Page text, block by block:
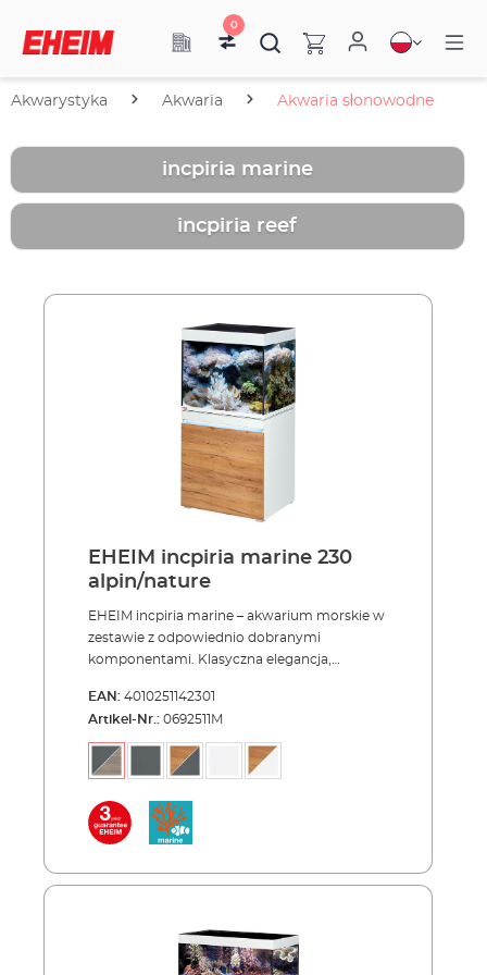
0
Akwarystyka Akwaria Akwaria słonowodne
incpiria marine
incpiria reef
EHEIM incpiria marine 230
alpin/nature
EHEIM incpiria marine – akwarium morskie w
zestawie z odpowiednio dobranymi
komponentami. Klasyczna elegancja,
precyzyjnymi rozwiązaniami technicznymi i
praktycznością użytkową. EHEIM incpiria
marine to najwyższy standard akwarystyki
morskiej. Elegancki design, wysokiej jakości
rozwiązania techniczne, cicha praca i
optymalne bezpieczeństwo - wszystko w
czystego, białego szkła w połączeniu ze
umożliwiają niezakłóconą obserwację
egzotycznego podwodnego świata.
EAN: 4010251142301
Artikel-Nr.: 0692511M